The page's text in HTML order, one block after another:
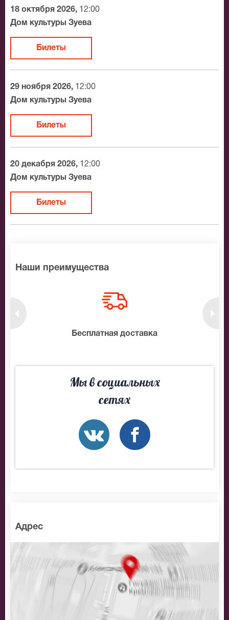
отважного Трубадура и Принцессы и их верных
друзей.
Билеты на «Бременские музыканты»
в захватывающее путешествие, полное волшебных
впечатлений. Закажите билеты на спектакль
«Бременские музыканты» - подарите себе
незабываемый праздник!
18 октября 2026, 12:00
Дом культуры Зуева
Билеты
29 ноября 2026, 12:00
Дом культуры Зуева
Билеты
20 декабря 2026, 12:00
Дом культуры Зуева
Билеты
Наши преимущества
Бесплатная доставка
Мы в социальных
сетях
Адрес